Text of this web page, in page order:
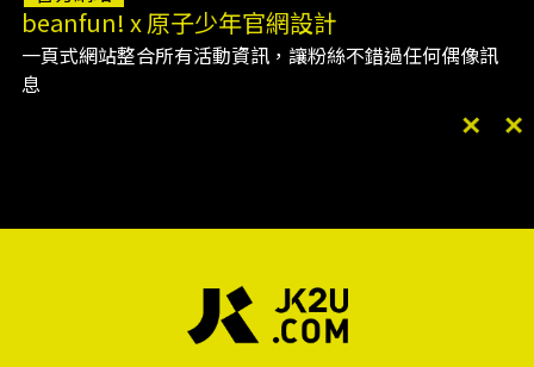
beanfun! x 原子少年官網設計
一頁式網站整合所有活動資訊，讓粉絲不錯過任何偶像訊
息